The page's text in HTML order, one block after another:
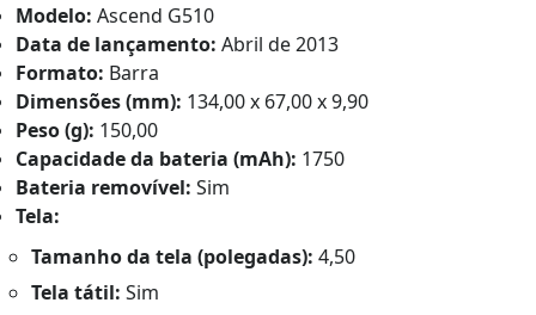
Modelo: Ascend G510
Data de lançamento: Abril de 2013
Formato: Barra
Dimensões (mm): 134,00 x 67,00 x 9,90
Peso (g): 150,00
Capacidade da bateria (mAh): 1750
Bateria removível: Sim
Tela:
Tamanho da tela (polegadas): 4,50
Tela tátil: Sim